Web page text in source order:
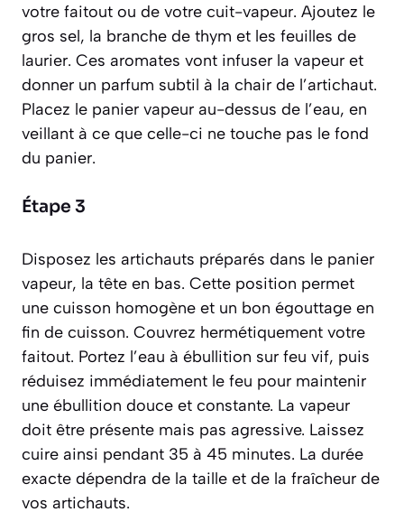
votre faitout ou de votre cuit-vapeur. Ajoutez le
gros sel, la branche de thym et les feuilles de
laurier. Ces aromates vont infuser la vapeur et
donner un parfum subtil à la chair de l’artichaut.
Placez le panier vapeur au-dessus de l’eau, en
veillant à ce que celle-ci ne touche pas le fond
du panier.
Étape 3
Disposez les artichauts préparés dans le panier
vapeur, la tête en bas. Cette position permet
une cuisson homogène et un bon égouttage en
fin de cuisson. Couvrez hermétiquement votre
faitout. Portez l’eau à ébullition sur feu vif, puis
réduisez immédiatement le feu pour maintenir
une ébullition douce et constante. La vapeur
doit être présente mais pas agressive. Laissez
cuire ainsi pendant 35 à 45 minutes. La durée
exacte dépendra de la taille et de la fraîcheur de
vos artichauts.